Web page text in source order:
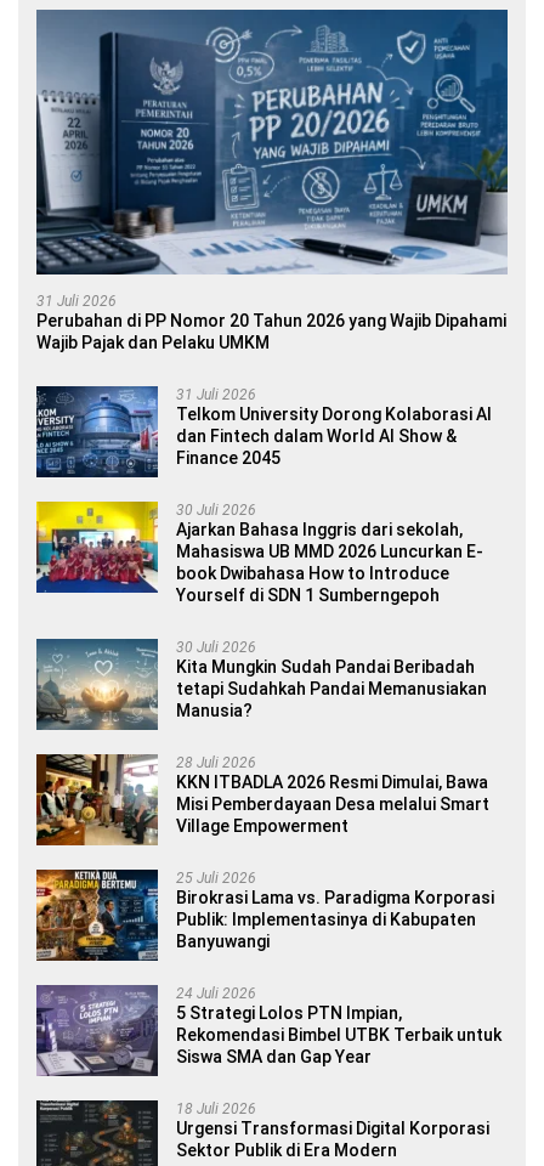
31 Juli 2026
Perubahan di PP Nomor 20 Tahun 2026 yang Wajib Dipahami
Wajib Pajak dan Pelaku UMKM
31 Juli 2026
Telkom University Dorong Kolaborasi AI
dan Fintech dalam World AI Show &
Finance 2045
30 Juli 2026
Ajarkan Bahasa Inggris dari sekolah,
Mahasiswa UB MMD 2026 Luncurkan E-
book Dwibahasa How to Introduce
Yourself di SDN 1 Sumberngepoh
30 Juli 2026
Kita Mungkin Sudah Pandai Beribadah
tetapi Sudahkah Pandai Memanusiakan
Manusia?
28 Juli 2026
KKN ITBADLA 2026 Resmi Dimulai, Bawa
Misi Pemberdayaan Desa melalui Smart
Village Empowerment
25 Juli 2026
Birokrasi Lama vs. Paradigma Korporasi
Publik: Implementasinya di Kabupaten
Banyuwangi
24 Juli 2026
5 Strategi Lolos PTN Impian,
Rekomendasi Bimbel UTBK Terbaik untuk
Siswa SMA dan Gap Year
18 Juli 2026
Urgensi Transformasi Digital Korporasi
Sektor Publik di Era Modern